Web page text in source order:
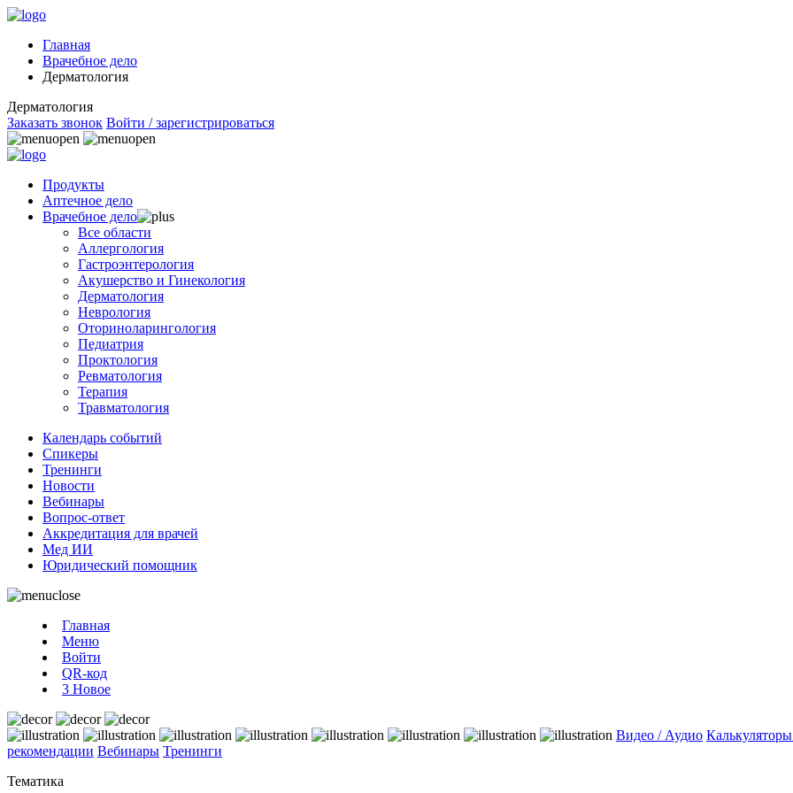
Главная
Врачебное дело
Дерматология
Дерматология
Заказать звонок Войти / зарегистрироваться
Продукты
Аптечное дело
Врачебное дело
Все области
Аллергология
Гастроэнтерология
Акушерство и Гинекология
Дерматология
Неврология
Оториноларингология
Педиатрия
Проктология
Ревматология
Терапия
Травматология
Календарь событий
Спикеры
Тренинги
Новости
Вебинары
Вопрос-ответ
Аккредитация для врачей
Мед ИИ
Юридический помощник
Главная
Меню
Войти
QR-код
3 Новое
Видео / Аудио
рекомендации Вебинары Тренинги
Тематика